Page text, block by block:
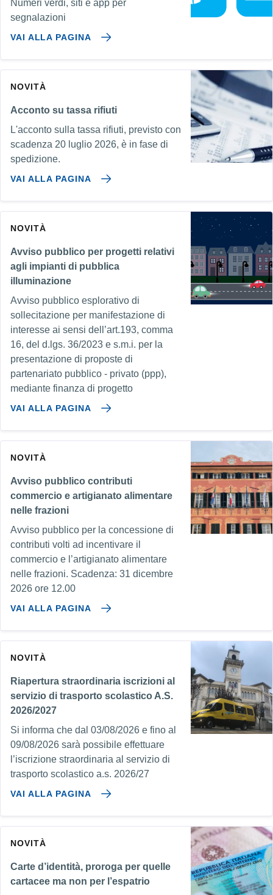
Numeri verdi, siti e app per
segnalazioni
VAI ALLA PAGINA
NOVITÀ
Acconto su tassa rifiuti
L'acconto sulla tassa rifiuti, previsto con
scadenza 20 luglio 2026, è in fase di
spedizione.
VAI ALLA PAGINA
NOVITÀ
Avviso pubblico per progetti relativi
agli impianti di pubblica
illuminazione
Avviso pubblico esplorativo di
sollecitazione per manifestazione di
interesse ai sensi dell’art.193, comma
16, del d.lgs. 36/2023 e s.m.i. per la
presentazione di proposte di
partenariato pubblico - privato (ppp),
mediante finanza di progetto
VAI ALLA PAGINA
NOVITÀ
Avviso pubblico contributi
commercio e artigianato alimentare
nelle frazioni
Avviso pubblico per la concessione di
contributi volti ad incentivare il
commercio e l’artigianato alimentare
nelle frazioni. Scadenza: 31 dicembre
2026 ore 12.00
VAI ALLA PAGINA
NOVITÀ
Riapertura straordinaria iscrizioni al
servizio di trasporto scolastico A.S.
2026/2027
Si informa che dal 03/08/2026 e fino al
09/08/2026 sarà possibile effettuare
l’iscrizione straordinaria al servizio di
trasporto scolastico a.s. 2026/27
VAI ALLA PAGINA
NOVITÀ
Carte d’identità, proroga per quelle
cartacee ma non per l’espatrio